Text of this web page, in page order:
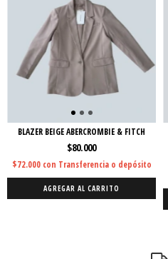
BLAZER BEIGE ABERCROMBIE & FITCH
$80.000
$72.000 con Transferencia o depósito
AGREGAR AL CARRITO